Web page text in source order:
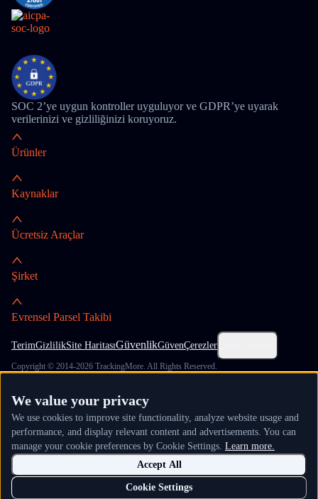
SOC 2’ye uygun kontroller uyguluyor ve GDPR’ye uyarak
verilerinizi ve gizliliğinizi koruyoruz.
Ürünler
Kaynaklar
Ücretsiz Araçlar
Şirket
Evrensel Parsel Takibi
TerimGizlilikSite HaritasıGüvenlikGüvenÇerezler
Copyright © 2014-2026 TrackingMore. All Rights Reserved.
We value your privacy
We use cookies to improve site functionality, analyze website usage and
performance, and display relevant content and advertisements. You can
manage your cookie preferences by Cookie Settings. Learn more.
Cookie Settings
Accept All